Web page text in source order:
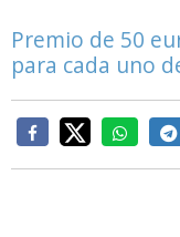
Premio de 50
para cada uno